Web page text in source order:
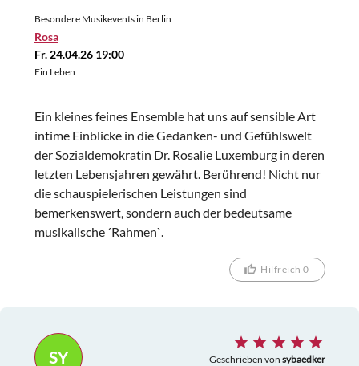
Besondere Musikevents in Berlin
Rosa
Fr. 24.04.26 19:00
Ein Leben
Ein kleines feines Ensemble hat uns auf sensible Art
intime Einblicke in die Gedanken- und Gefühlswelt
der Sozialdemokratin Dr. Rosalie Luxemburg in deren
letzten Lebensjahren gewährt. Berührend! Nicht nur
die schauspielerischen Leistungen sind
bemerkenswert, sondern auch der bedeutsame
musikalische ´Rahmen`.
Hilfreich 0
SY Geschrieben von sybaedker